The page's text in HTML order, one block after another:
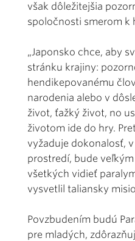
však dôležitejšia
spoločnosti smerom k
„Japonsko chce, aby
stránku krajiny:
hendikepovanému
narodenia alebo v
život, ťažký život, no
životom ide do hry.
vyžaduje dokonalosť,
prostredí, bude
všetkých vidieť
vysvetlil taliansky
Povzbudením budú
pre mladých,